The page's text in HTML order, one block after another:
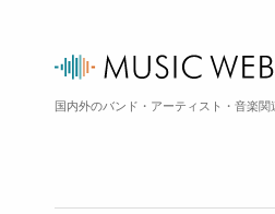
国内外のバンド・アーティスト・音楽関